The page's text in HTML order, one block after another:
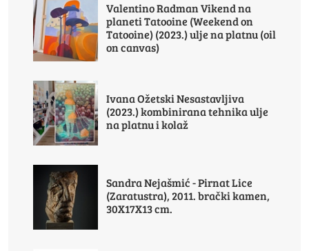
Valentino Radman Vikend na
planeti Tatooine (Weekend on
Tatooine) (2023.) ulje na platnu (oil
on canvas)
Ivana Ožetski Nesastavljiva
(2023.) kombinirana tehnika ulje
na platnu i kolaž
Sandra Nejašmić - Pirnat Lice
(Zaratustra), 2011. brački kamen,
30X17X13 cm.